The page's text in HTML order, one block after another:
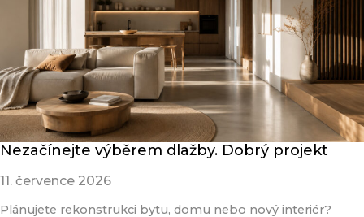
Nezačínejte výběrem dlažby. Dobrý projekt
11. července 2026
Plánujete rekonstrukci bytu, domu nebo nový interiér?